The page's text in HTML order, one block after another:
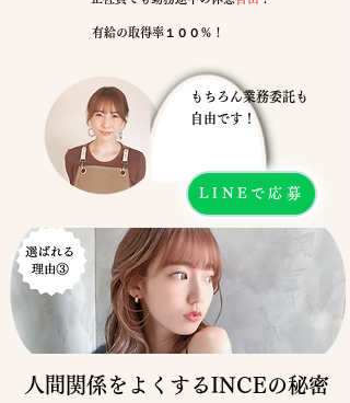
有給の取得率１００％！
もちろん業務委託も
自由です！
LINEで応募
​人間関係をよくするINCEの秘密